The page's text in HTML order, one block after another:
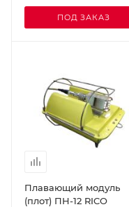
ПОД ЗАКАЗ
Плавающий модуль
(плот) ПН-12 RICO